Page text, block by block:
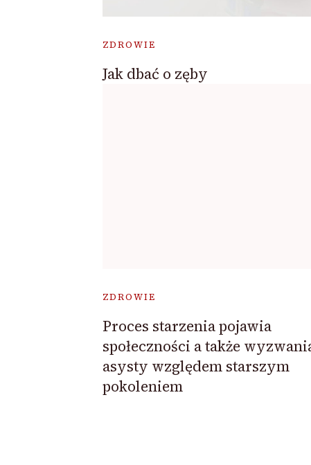
ZDROWIE
Jak dbać o zęby
ZDROWIE
Proces starzenia pojawia
społeczności a także
asysty względem starszym
pokoleniem